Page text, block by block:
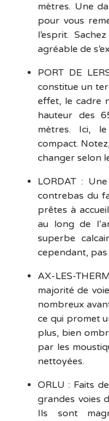
mètres. Une
pour vous
l’esprit.
agréable de
PORT DE
constitue un
effet, le cadre
hauteur des
mètres. Ici,
compact.
changer selon
LORDAT :
contrebas du
prêtes à
au long de
superbe
cependant,
AX-LES-
majorité de
nombreux
ce qui promet
plus, bien
par les
nettoyées.
ORLU : Faits
grandes voies
Ils sont